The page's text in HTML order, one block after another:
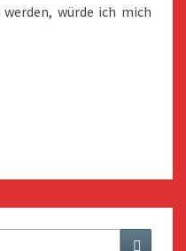
würde ich mich
Suchen